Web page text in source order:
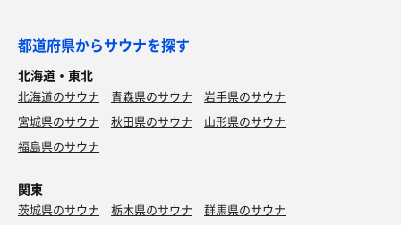
都道府県からサウナを探す
北海道・東北
北海道のサウナ 青森県のサウナ
岩手県のサウナ
宮城県のサウナ
秋田県のサウナ
山形県のサウナ
福島県のサウナ
関東
茨城県のサウナ 栃木県のサウナ
群馬県のサウナ